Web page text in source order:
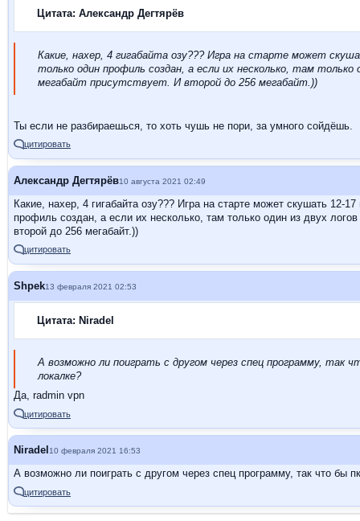
цитировать
Цитата: Александр Дегтярёв
Какие, нахер, 4 гигабайта озу??? Игра на старте может
только один профиль создан, а если их несколько, там только
мегабайт присутствует. И второй до 256 мегабайт.))
Ты если не разбираешься, то хоть чушь не пори, за умного сойдёшь.
цитировать
Александр Дегтярёв10 августа 2021 02:49
Какие, нахер, 4 гигабайта озу??? Игра на старте может скушать 12-
профиль создан, а если их несколько, там только один из двух
второй до 256 мегабайт.))
цитировать
Shpek13 февраля 2021 02:53
Цитата: Niradel
А возможно ли поиграть с другом через спец программу, так
локалке?
Да, radmin vpn
цитировать
Niradel 10 февраля 2021 16:53
А возможно ли поиграть с другом через спец программу, так что бы